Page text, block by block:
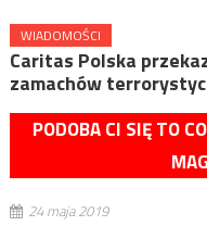
WIADOMOŚCI
Caritas Polska
zamachów
PODOBA CI SIĘ TO
24 maja 2019